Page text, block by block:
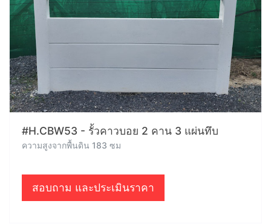
#H.CBW53 - รั้วคาวบอย 2 คาน 3 แผ่นทึบ
ความสูงจากพื้นดิน 183 ซม
สอบถาม และประเมินราคา